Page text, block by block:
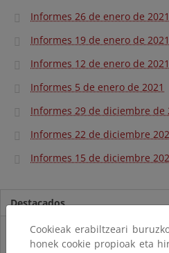
Informes 26 de enero de 2021
Informes 19 de enero de 2021
Informes 12 de enero de 2021
Informes 5 de enero de 2021
Informes 29 de diciembre de
Informes 22 de diciembre
Informes 15 de diciembre
Destacados
Real Decreto subvenciones
Cookieak erabiltzeari
honek cookie propioak eta